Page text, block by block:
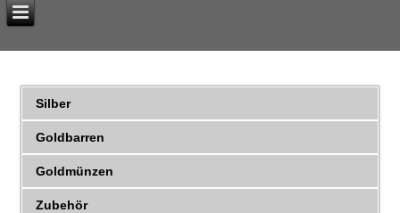
Silber
Goldbarren
Goldmünzen
Zubehör